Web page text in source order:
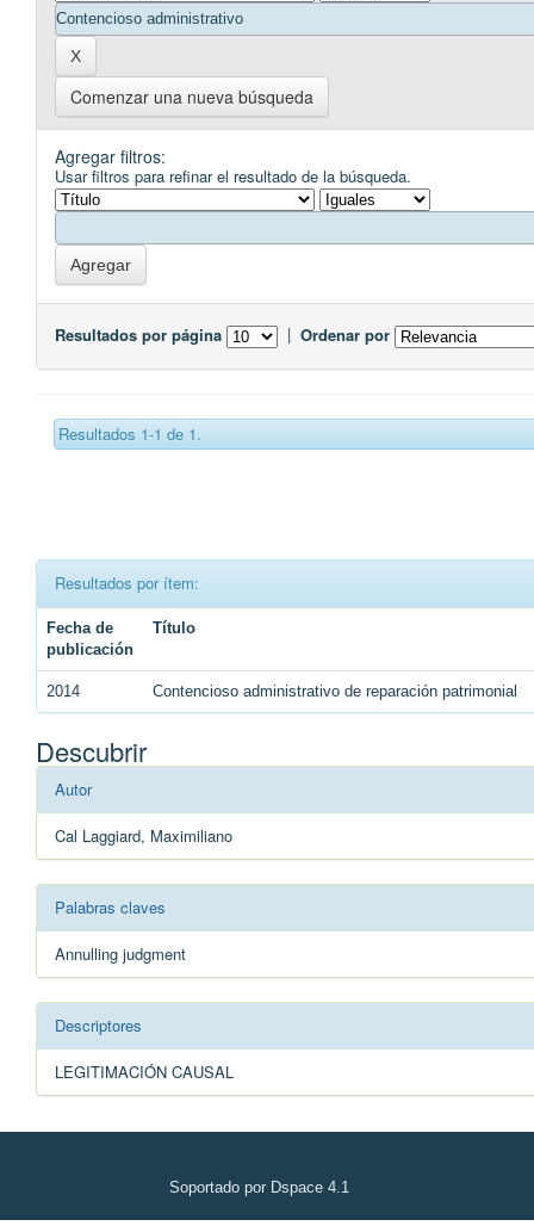
Comenzar una nueva búsqueda
Agregar filtros:
Usar filtros para refinar el resultado de la búsqueda.
Resultados por página | Ordenar por
Resultados 1-1 de 1.
Resultados por ítem:
Fecha de
publicación
Título
2014 Contencioso administrativo de reparación patrimonial
Descubrir
Autor
Cal Laggiard, Maximiliano
Palabras claves
Annulling judgment
Descriptores
LEGITIMACIÓN CAUSAL
Soportado por Dspace 4.1